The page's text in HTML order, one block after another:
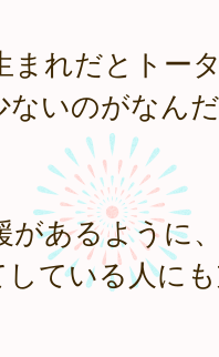
まれだとトー
ないのがなん
があるように
ている人に